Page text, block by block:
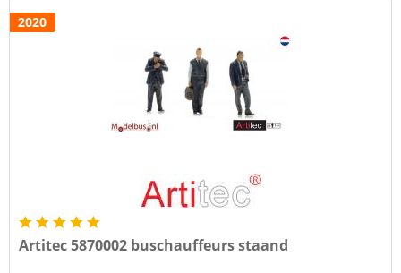
2020
Artitec 5870002 buschauffeurs staand